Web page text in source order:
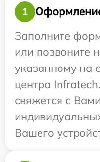
1
Заполните
или позвоните
указанному на
центра
свяжется с
Вашего